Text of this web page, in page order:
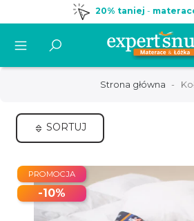
20% taniej -
Strona główna
SORTUJ
PROMOCJA
-10%